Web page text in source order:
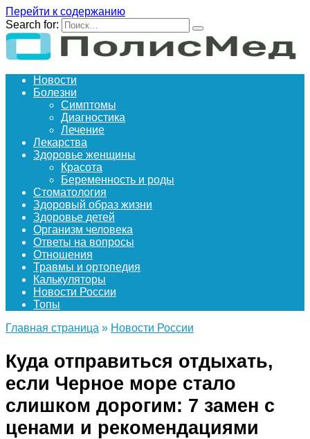
Перейти к содержанию
Search for:
Новости
Болезни
Симптомы
Диагностика
Лечение
Лекарства
Здоровье женщины
Красота
Беременность и роды
Стоматология
Здоровый образ жизни
Здоровье детей
Организм человека
Ответы на вопросы
Отношения
Травмы и ортопедия
Калькуляторы
Новости России
Топы
Главная страница » Новости России
Куда отправиться отдыхать,
если Черное море стало
слишком дорогим: 7 замен с
ценами и рекомендациями